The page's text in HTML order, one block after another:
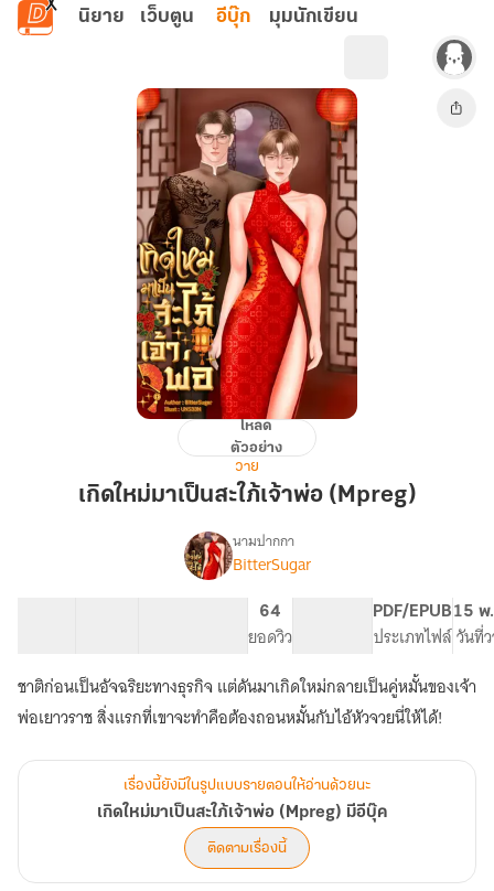
ข้ามไปยังเนื้อหาหลัก
นิยาย เว็บตูน อีบุ๊ก มุมนักเขียน
มา
โหลด
ตัวอย่าง
วาย
เกิดใหม่มาเป็นสะใภ้เจ้าพ่อ (Mpreg)
เรื่อง
ใหม่
มา
เป็น
สะใภ้
เจ้า
พ่อ
มี
อี
บุ๊ค
นามปากกา
BitterSugar
64
ยอดวิว
PDF/EPUB
ประเภทไฟล์
15 พ
วันที่
ชาติก่อนเป็นอัจฉริยะทางธุรกิจ แต่ดันมาเกิดใหม่กลายเป็นคู่หมั้นของเจ้า
พ่อเยาวราช สิ่งแรกที่เขาจะทำคือต้องถอนหมั้นกับไอ้หัวจวยนี่ให้ได้!
เรื่องนี้ยังมีในรูปแบบรายตอนให้อ่านด้วยนะ
เกิดใหม่มาเป็นสะใภ้เจ้าพ่อ (Mpreg) มีอีบุ๊ค
ติดตามเรื่องนี้